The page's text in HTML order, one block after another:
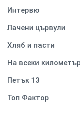
Интервю
Лачени цървули
Хляб и пасти
На всеки километър
Петък 13
Топ Фактор